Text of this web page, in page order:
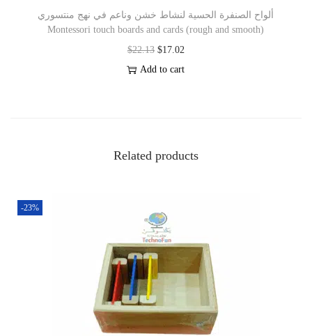
ألواح الصنفرة الحسية لنشاط خشن وناعم في نهج منتسوري
Montessori touch boards and cards (rough and smooth)
$22.13 $17.02
Add to cart
Related products
-23%